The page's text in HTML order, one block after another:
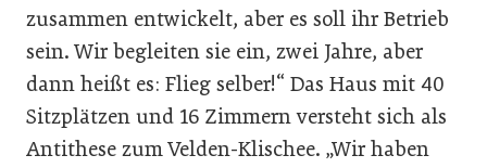
zusammen entwickelt, aber es soll ihr Betrieb
sein. Wir begleiten sie ein, zwei Jahre, aber
dann heißt es: Flieg selber!“ Das Haus mit 40
Sitzplätzen und 16 Zimmern versteht sich als
Antithese zum Velden-Klischee. „Wir haben